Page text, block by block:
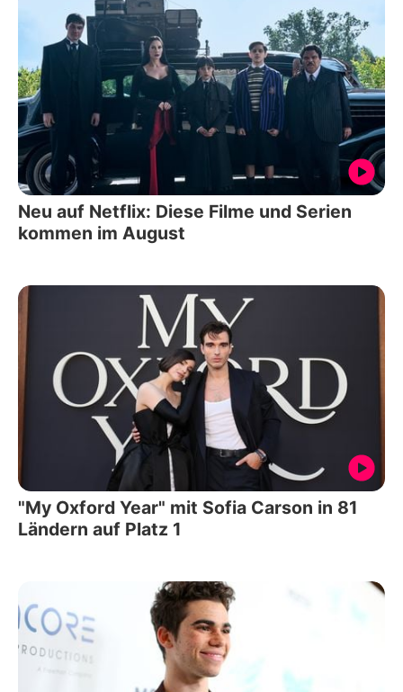
Neu auf Netflix: Diese Filme und Serien
kommen im August
"My Oxford Year" mit Sofia Carson in 81
Ländern auf Platz 1